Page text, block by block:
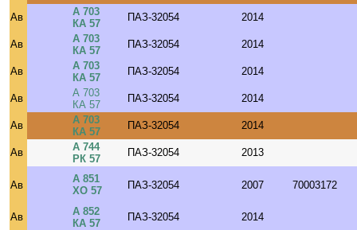
Ав
А 703
КА 57
ПАЗ-32054 2014
Ав
А 703
КА 57
ПАЗ-32054 2014
Ав
А 703
КА 57
ПАЗ-32054 2014
Ав
А 703
КА 57
ПАЗ-32054 2014
Ав
А 703
КА 57
ПАЗ-32054 2014
Ав
А 744
РК 57
ПАЗ-32054 2013
Ав
А 851
ХО 57
ПАЗ-32054 2007 70003172
Ав
А 852
КА 57
ПАЗ-32054 2014